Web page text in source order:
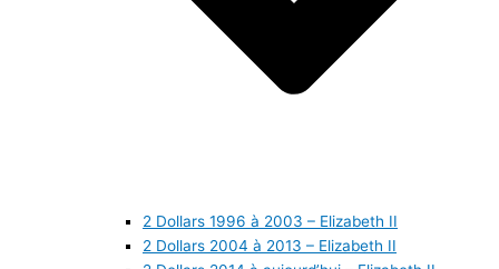
2 Dollars 1996 à 2003 – Elizabeth II
2 Dollars 2004 à 2013 – Elizabeth II